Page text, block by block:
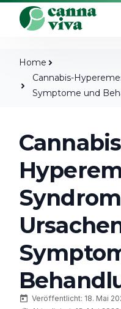
Home
Cannabis-
Symptome und
Syndrom
Veröffentlicht: 18. Mai